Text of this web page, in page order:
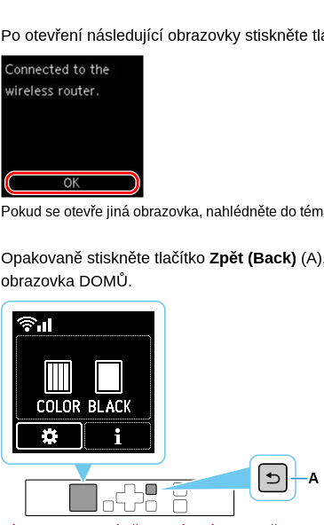
Po otevření následující obrazovky stiskněte
Pokud se otevře jiná obrazovka, nahlédněte do
Opakovaně stiskněte tlačítko Zpět (Back)
obrazovka DOMŮ.